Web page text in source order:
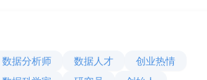
数据分析师 数据人才
创业热情